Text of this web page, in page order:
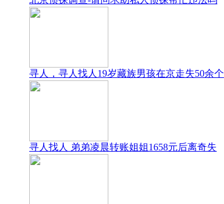
寻人，寻人找人19岁藏族男孩在京走失50余个
寻人找人 弟弟凌晨转账姐姐1658元后离奇失